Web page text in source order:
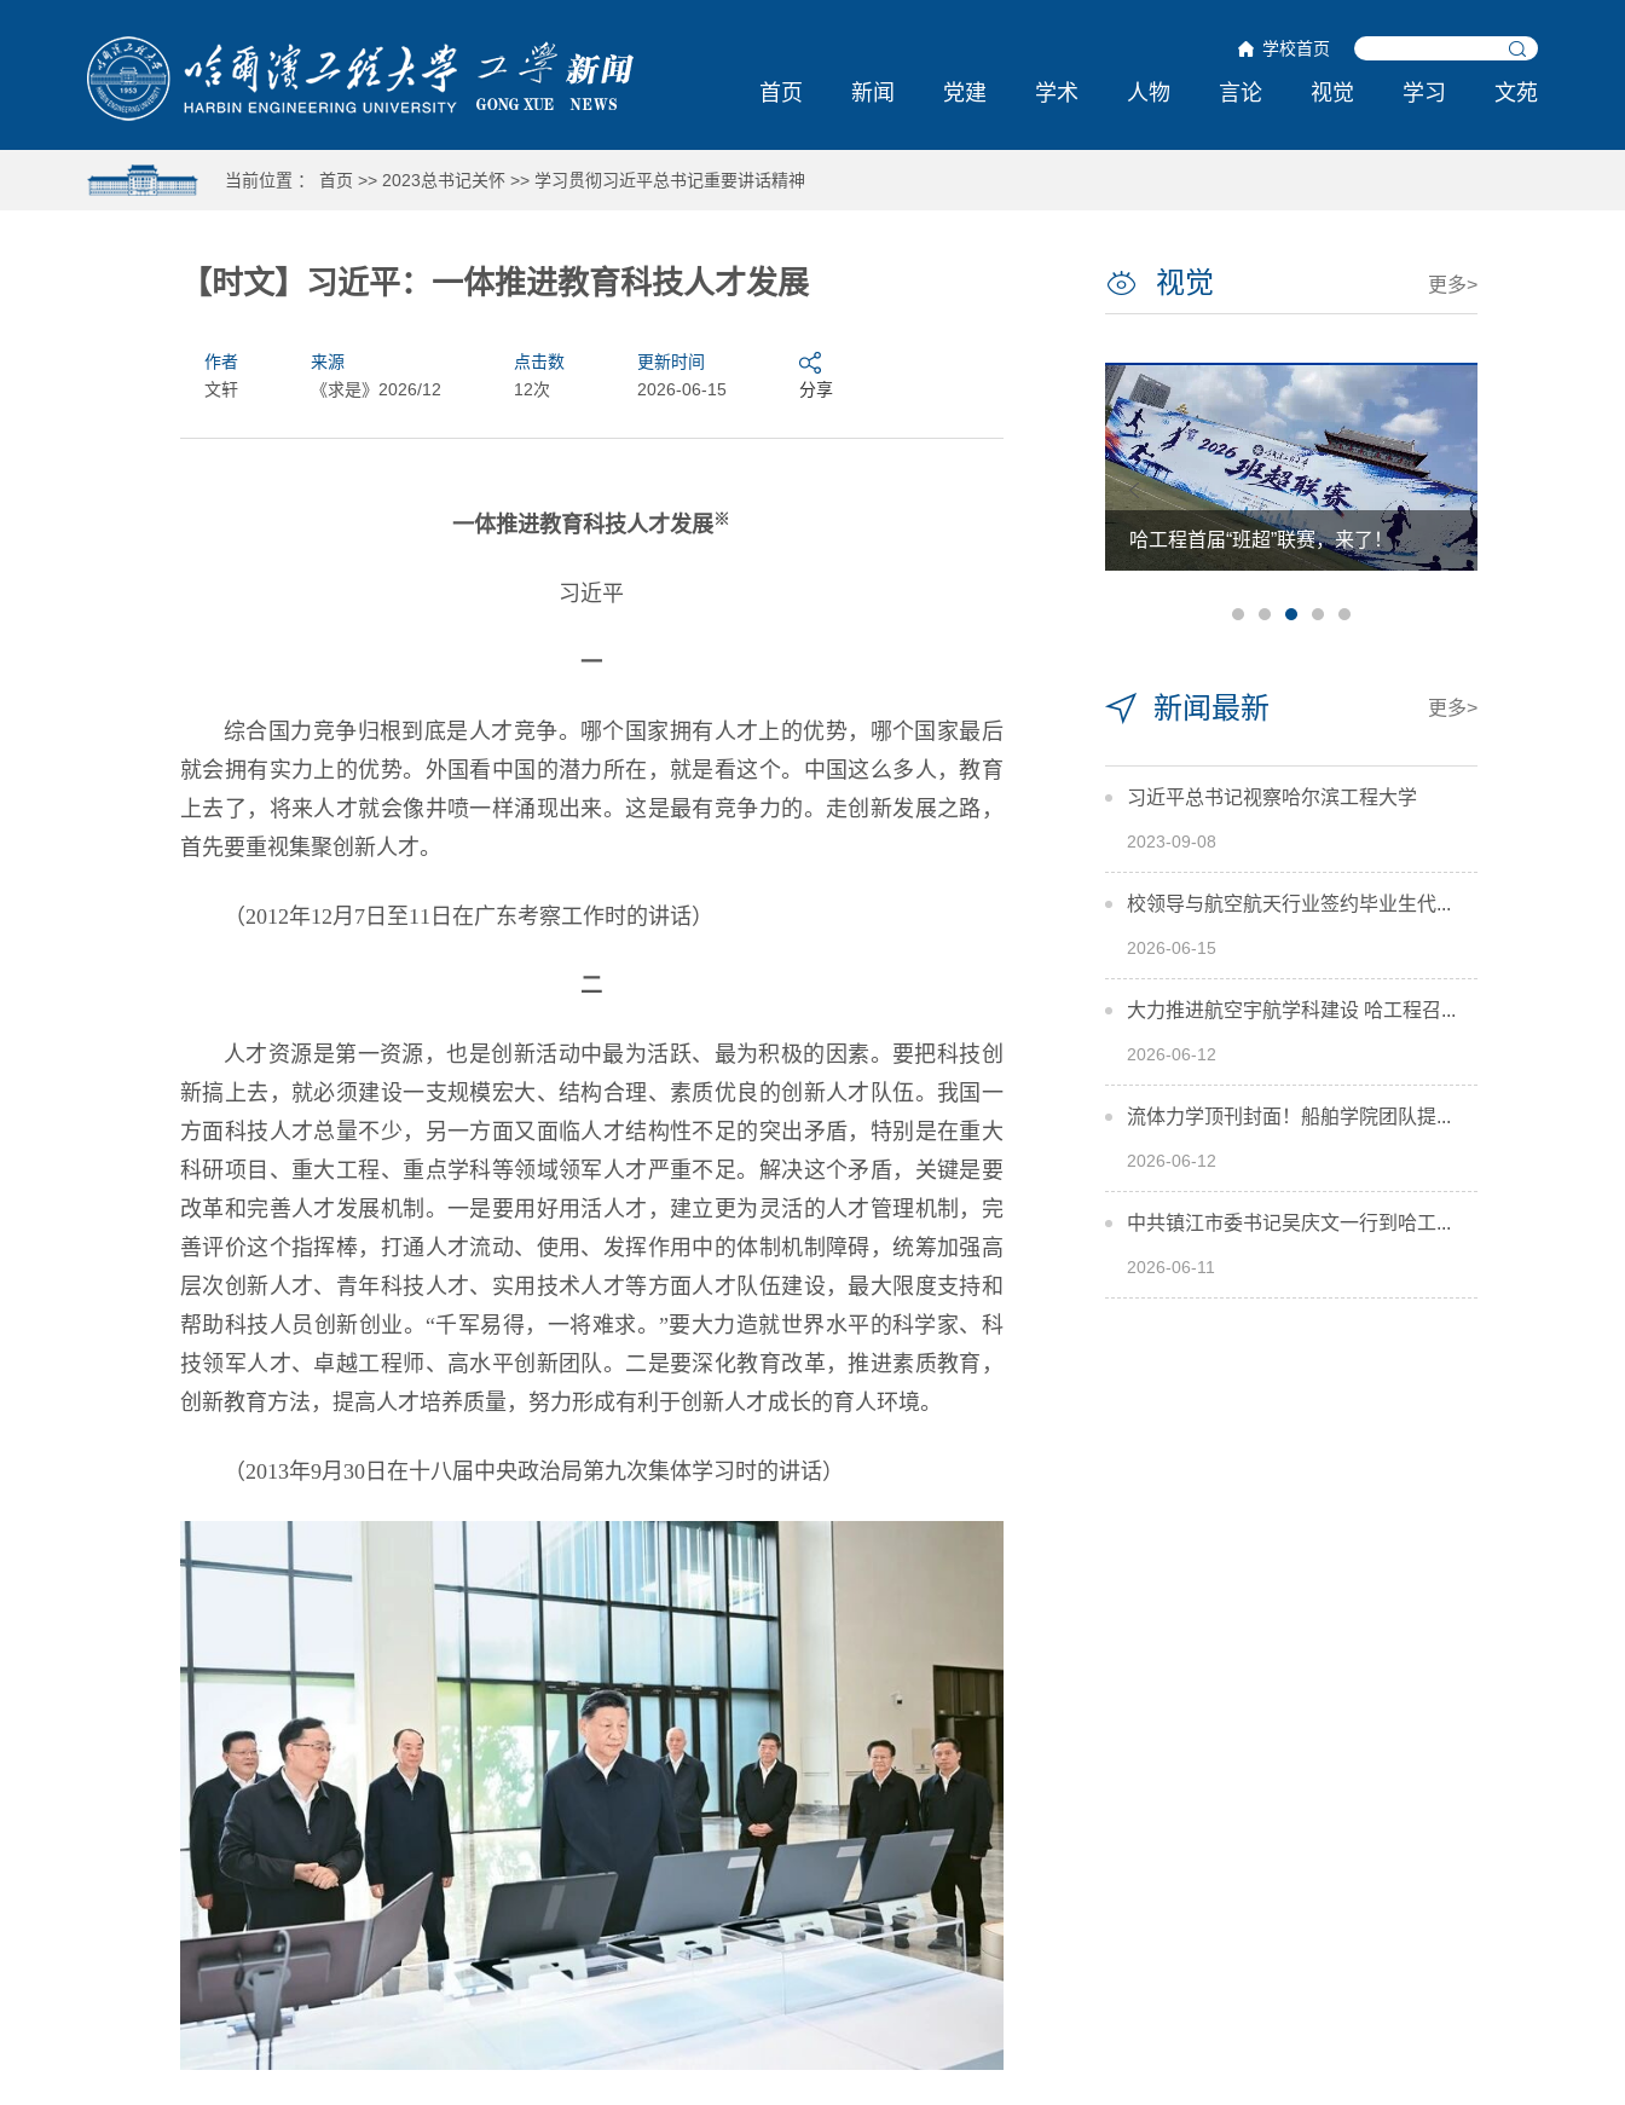
学校首页
首页 新闻 党建 学术 人物 言论 视觉 学习 文苑
当前位置 ： 首页 >> 2023总书记关怀 >> 学习贯彻习近平总书记重要讲话精神
【时文】习近平：一体推进教育科技人才发展
作者
文轩
来源
《求是》2026/12
点击数
12次
更新时间
2026-06-15
分享
一体推进教育科技人才发展※
习近平
一
综合国力竞争归根到底是人才竞争。哪个国家拥有人才上的优势，哪个国家最后
就会拥有实力上的优势。外国看中国的潜力所在，就是看这个。中国这么多人，教育
上去了，将来人才就会像井喷一样涌现出来。这是最有竞争力的。走创新发展之路，
首先要重视集聚创新人才。
（2012年12月7日至11日在广东考察工作时的讲话）
二
人才资源是第一资源，也是创新活动中最为活跃、最为积极的因素。要把科技创
新搞上去，就必须建设一支规模宏大、结构合理、素质优良的创新人才队伍。我国一
方面科技人才总量不少，另一方面又面临人才结构性不足的突出矛盾，特别是在重大
科研项目、重大工程、重点学科等领域领军人才严重不足。解决这个矛盾，关键是要
改革和完善人才发展机制。一是要用好用活人才，建立更为灵活的人才管理机制，完
善评价这个指挥棒，打通人才流动、使用、发挥作用中的体制机制障碍，统筹加强高
层次创新人才、青年科技人才、实用技术人才等方面人才队伍建设，最大限度支持和
帮助科技人员创新创业。“千军易得，一将难求。”要大力造就世界水平的科学家、科
技领军人才、卓越工程师、高水平创新团队。二是要深化教育改革，推进素质教育，
创新教育方法，提高人才培养质量，努力形成有利于创新人才成长的育人环境。
（2013年9月30日在十八届中央政治局第九次集体学习时的讲话）
视觉 更多>
运动全覆盖 人人皆出彩 哈工程首届“班超”联赛，来了！
新闻最新 更多>
习近平总书记视察哈尔滨工程大学
2023-09-08
校领导与航空航天行业签约毕业生代...
2026-06-15
大力推进航空宇航学科建设 哈工程召...
2026-06-12
流体力学顶刊封面！船舶学院团队提...
2026-06-12
中共镇江市委书记吴庆文一行到哈工...
2026-06-11